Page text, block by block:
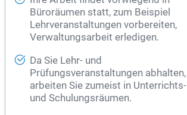
Büroräumen statt, zum Beispiel
Lehrveranstaltungen vorbereiten,
Verwaltungsarbeit erledigen.
Da Sie Lehr- und
Prüfungsveranstaltungen abhalten,
arbeiten Sie zumeist in Unterrichts-
und Schulungsräumen.